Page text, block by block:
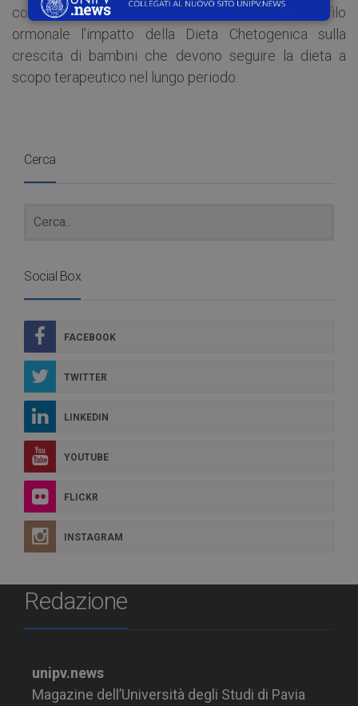
con l’obiettivo di valutare anche sotto il profilo
ormonale l’impatto della Dieta Chetogenica sulla
crescita di bambini che devono seguire la dieta a
scopo terapeutico nel lungo periodo.
Cerca
Social Box
FACEBOOK
TWITTER
LINKEDIN
YOUTUBE
FLICKR
INSTAGRAM
Redazione
unipv.news
Magazine dell’Università degli Studi di Pavia